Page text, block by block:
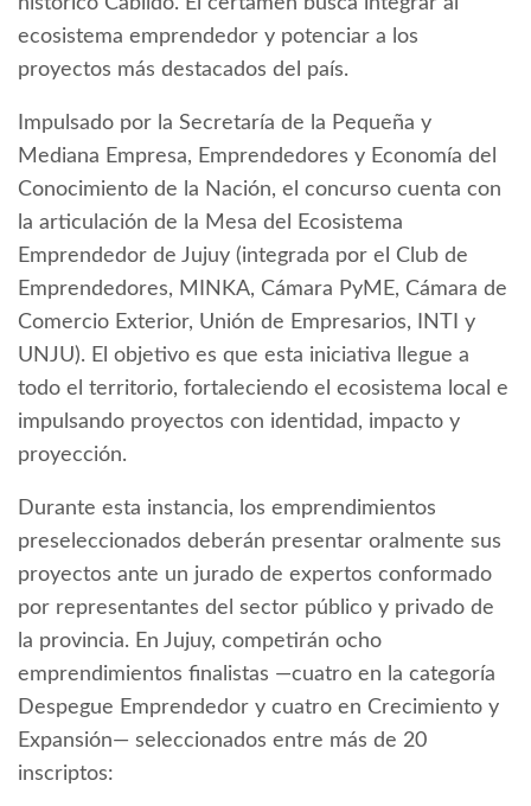
ecosistema emprendedor y potenciar a los
proyectos más destacados del país.
Impulsado por la Secretaría de la Pequeña y
Mediana Empresa, Emprendedores y Economía del
Conocimiento de la Nación, el concurso cuenta con
la articulación de la Mesa del Ecosistema
Emprendedor de Jujuy (integrada por el Club de
Emprendedores, MINKA, Cámara PyME, Cámara de
Comercio Exterior, Unión de Empresarios, INTI y
UNJU). El objetivo es que esta iniciativa llegue a
todo el territorio, fortaleciendo el ecosistema local e
impulsando proyectos con identidad, impacto y
proyección.
Durante esta instancia, los emprendimientos
preseleccionados deberán presentar oralmente sus
proyectos ante un jurado de expertos conformado
por representantes del sector público y privado de
la provincia. En Jujuy, competirán ocho
emprendimientos finalistas —cuatro en la categoría
Despegue Emprendedor y cuatro en Crecimiento y
Expansión— seleccionados entre más de 20
inscriptos: